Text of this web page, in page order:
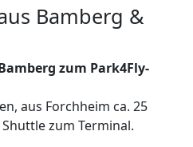
Bamberg &
zum Park4Fly-
aus Forchheim ca. 25
zum Terminal.